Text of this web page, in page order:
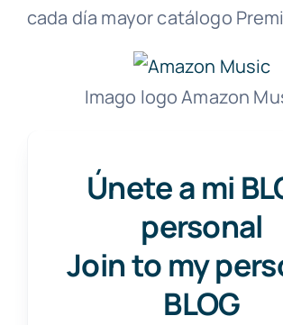
cada día mayor catálogo
Imago logo Amazon
Únete a mi
personal
Join to my
BLOG